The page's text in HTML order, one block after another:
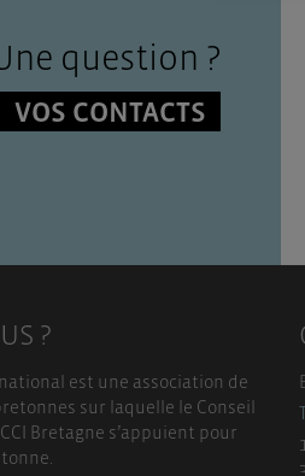
question ?
VOS CONTACTS
?
est une association de
sur laquelle le Conseil
Bretagne s’appuient pour